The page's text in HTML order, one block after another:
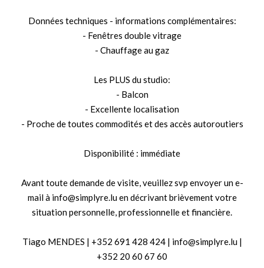
Données techniques - informations complémentaires:
- Fenêtres double vitrage
- Chauffage au gaz
Les PLUS du studio:
- Balcon
- Excellente localisation
- Proche de toutes commodités et des accès autoroutiers
Disponibilité : immédiate
Avant toute demande de visite, veuillez svp envoyer un e-
mail à info@simplyre.lu en décrivant brièvement votre
situation personnelle, professionnelle et financière.
Tiago MENDES | +352 691 428 424 | info@simplyre.lu |
+352 20 60 67 60